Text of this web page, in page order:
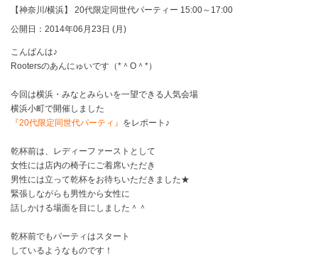
【神奈川/横浜】 20代限定同世代パーティー 15:00～17:00
公開日：2014年06月23日 (月)
こんばんは♪
Rootersのあんにゅいです（*＾O＾*）
今回は横浜・みなとみらいを一望できる人気会場
横浜小町で開催しました
『20代限定同世代パーティ』 をレポート♪
乾杯前は、レディーファーストとして
女性には店内の椅子にご着席いただき
男性には立って乾杯をお待ちいただきました★
緊張しながらも男性から女性に
話しかける場面を目にしました＾＾
乾杯前でもパーティはスタート
しているようなものです！